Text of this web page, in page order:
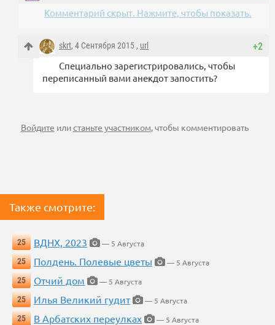
Комментарий скрыт. Нажмите, чтобы показать.
+2
skrt, 4 Сентября 2015 , url
Специально зарегистрировались, чтобы
переписанный вами анекдот запостить?
Войдите илистаньте участником, чтобы комментировать
Также смотрите:
25 ВДНХ, 2023
— 5 Августа
25
Полдень. Полевые цветы
— 5 Августа
25
Отчий дом
— 5 Августа
25
Илья Великий гудит
— 5 Августа
25
В Арбатских переулках
— 5 Августа